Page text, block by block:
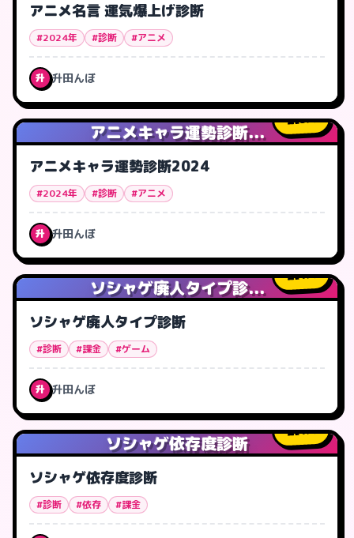
アニメ名言 運気爆上げ診断
#2024年 #診断 #アニメ
升 升田んぼ
アニメキャラ運勢診断...
3人
アニメキャラ運勢診断2024
#2024年 #診断 #アニメ
升 升田んぼ
ソシャゲ廃人タイプ診...
1人
ソシャゲ廃人タイプ診断
#診断 #課金 #ゲーム
升 升田んぼ
ソシャゲ依存度診断
1人
ソシャゲ依存度診断
#診断 #依存 #課金